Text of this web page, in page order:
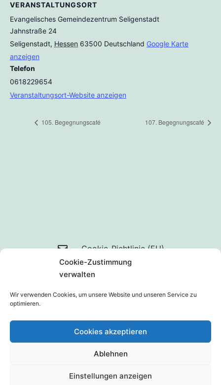
Cookie-Zustimmung
verwalten
Wir verwenden Cookies, um unsere Website und unseren Service zu
optimieren.
Cookies akzeptieren
Ablehnen
Einstellungen anzeigen
VERANSTALTUNGSORT
Evangelisches Gemeindezentrum Seligenstadt
Jahnstraße 24
Seligenstadt, Hessen 63500 Deutschland Google Karte
anzeigen
Telefon
0618229654
Veranstaltungsort-Website anzeigen
105. Begegnungscafé 107. Begegnungscafé
Mail
an
uns
Cookie-Richtlinie (EU)
Datenschutzerklärung
Stolz präsentiert vonWordPress